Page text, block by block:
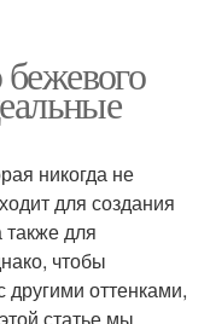
никогда не
для создания
также для
чтобы
другими оттенками,
статье мы